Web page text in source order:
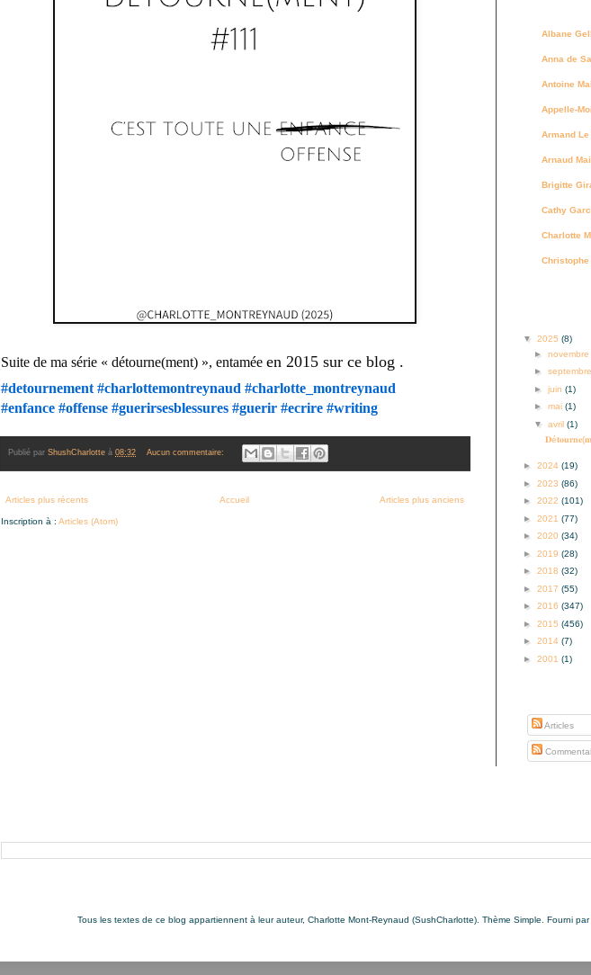
Suite de ma série « détourne(ment) », entamée en 2015 sur ce blog .
#detournement #charlottemontreynaud #charlotte_montreynaud
#enfance #offense #guerirsesblessures #guerir #ecrire #writing
Publié par ShushCharlotte à 08:32 Aucun commentaire:
Articles plus récents Articles plus anciens
Accueil
Inscription à : Articles (Atom)
Albane
Anna de
Antoine
Appelle-
Armand Le
Arnaud
Brigitte
Cathy
Charlotte
▼ 2025 (8)
► novembre
► septembre
► juin (1)
► mai (1)
▼ avril (1)
► 2024 (19)
► 2023 (86)
► 2022 (101)
► 2021 (77)
► 2020 (34)
► 2019 (28)
► 2018 (32)
► 2017 (55)
► 2016 (347)
► 2015 (456)
► 2014 (7)
► 2001 (1)
Articles
Tous les textes de ce blog appartiennent à leur auteur, Charlotte Mont-Reynaud (SushCharlotte). Thème Simple. Fourni par